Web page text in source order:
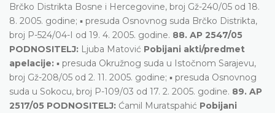
Brčko Distrikta Bosne i Hercegovine, broj Gž-240/05 od 18.
8. 2005. godine; ▪ presuda Osnovnog suda Brčko Distrikta,
broj P-524/04-I od 19. 4. 2005. godine. 88. AP 2547/05
PODNOSITELJ: Ljuba Matović Pobijani akti/predmet
apelacije: ▪ presuda Okružnog suda u Istočnom Sarajevu,
broj Gž-208/05 od 2. 11. 2005. godine; ▪ presuda Osnovnog
suda u Sokocu, broj P-109/03 od 17. 2. 2005. godine. 89. AP
2517/05 PODNOSITELJ: Ćamil Muratspahić Pobijani